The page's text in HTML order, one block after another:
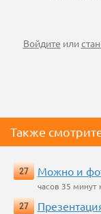
Войдите или
Также
27 Можно и
часов 35 минут
27